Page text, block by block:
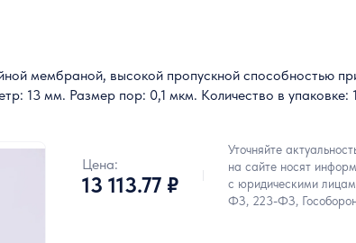
мембраной, высокой пропускной способностью
13 мм. Размер пор: 0,1 мкм. Количество в упаковке:
Цена:
13 113.77 ₽
Уточняйте
на сайте носят
с юридическими
ФЗ, 223-ФЗ,